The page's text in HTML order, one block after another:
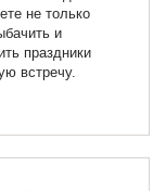
не только
и
праздники
встречу.